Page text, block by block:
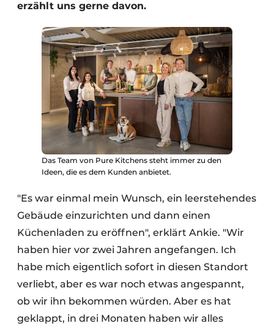
erzählt uns gerne davon.
Das Team von Pure Kitchens steht immer zu den
Ideen, die es dem Kunden anbietet.
"Es war einmal mein Wunsch, ein leerstehendes
Gebäude einzurichten und dann einen
Küchenladen zu eröffnen", erklärt Ankie. "Wir
haben hier vor zwei Jahren angefangen. Ich
habe mich eigentlich sofort in diesen Standort
verliebt, aber es war noch etwas angespannt,
ob wir ihn bekommen würden. Aber es hat
geklappt, in drei Monaten haben wir alles